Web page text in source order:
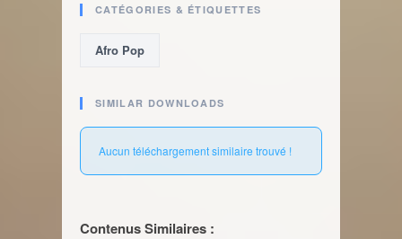
CATÉGORIES & ÉTIQUETTES
Afro Pop
SIMILAR DOWNLOADS
Aucun téléchargement similaire trouvé !
Contenus Similaires :